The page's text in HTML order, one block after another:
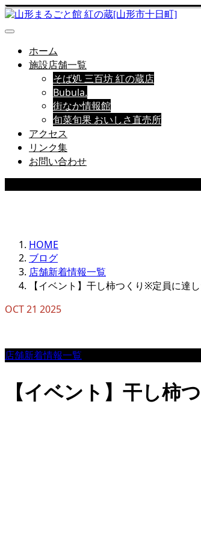
ホーム
施設店舗一覧
そば処 三百坊 紅の蔵店
Bubula.
街なか情報館
旬菜旬果 おいしさ直売所
アクセス
リンク集
お問い合わせ
HOME
ブログ
店舗新着情報一覧
【イベント】干し柿つくり※定員に達
OCT21 2025
店舗新着情報一覧
【イベント】干し柿